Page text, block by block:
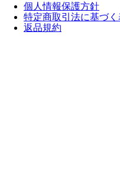
個人情報保護方針
特定商取引法に基づ
返品規約